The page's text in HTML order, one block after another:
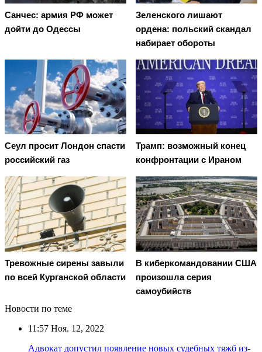
Санчес: армия РФ может
дойти до Одессы
Зеленского лишают
ордена: польский скандал
набирает обороты
Сеул просит Лондон спасти
российский газ
Трамп: возможный конец
конфронтации с Ираном
Тревожные сирены завыли
по всей Курганской области
В киберкомандовании США
произошла серия
самоубийств
Новости по теме
11:57 Ноя. 12, 2022
Адвокат допустил появление новых судебных тяжб из-